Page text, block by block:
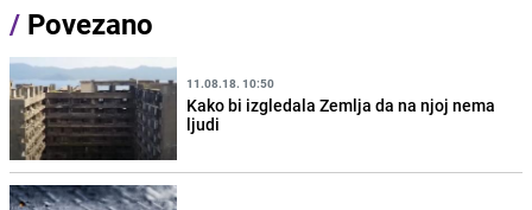
/ Povezano
11.08.18. 10:50
Kako bi izgledala Zemlja da na njoj nema
ljudi